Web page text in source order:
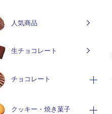
人気商品
生チョコレート
チョコレート
クッキー・焼き菓子